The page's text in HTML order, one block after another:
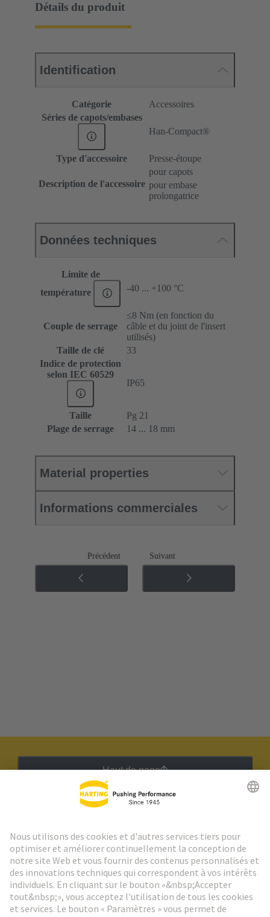
Détails du produit
Identification
Catégorie
Accessoires
Séries de capots/embases
Han-Compact®
Type d'accessoire Presse-étoupe
Description de l'accessoire
pour capots
pour embase
prolongatrice
Données techniques
Limite de
température
-40 ... +100 °C
Couple de serrage
≤8 Nm (en fonction du
câble et du joint de l'insert
utilisés)
Taille de clé
33
Indice de protection
selon IEC 60529
IP65
Taille
Pg 21
Plage de serrage
14 ... 18 mm
Material properties
Informations commerciales
Précédent Suivant
Haut de page
Aller à l'inscription